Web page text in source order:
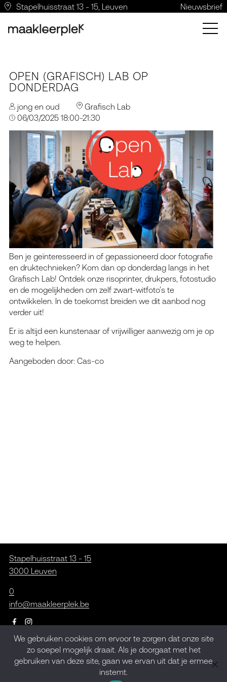
Stapelhuisstraat 13 - 15, Leuven Nieuwsbrief
OPEN (GRAFISCH) LAB OP
DONDERDAG
jong en oud
Grafisch Lab
06/03/2025 18:00-21:30
Ben je geïnteresseerd in of gepassioneerd door fotografie
en druktechnieken? Kom dan op donderdag langs in het
Grafisch Lab! Ontdek onze risoprinter, drukpers, fotostudio
en de mogelijkheden om zelf zwart-witfoto’s te
ontwikkelen. In de toekomst breiden we dit aanbod nog
verder uit!
Er is altijd een kunstenaar of vrijwilliger aanwezig om je op
weg te helpen.
Aangeboden door: Cas-co
Stapelhuisstraat 13 - 15
3000 Leuven
0
info@maakleerplek.be
Inschrijven op de
We gebruiken cookies om ervoor te zorgen dat onze site
zo soepel mogelijk draait. Als je doorgaat met het
gebruiken van deze site, gaan we ervan uit dat je ermee
instemt.